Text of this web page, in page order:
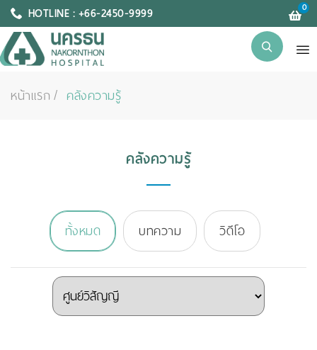
HOTLINE : +66-2450-9999 0
หน้าแรก คลังความรู้
คลังความรู้
ทั้งหมด บทความ วิดีโอ